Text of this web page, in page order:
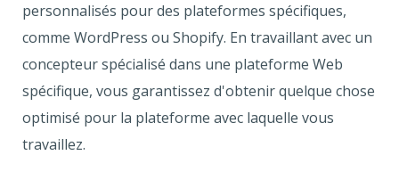
personnalisés pour des plateformes spécifiques,
comme WordPress ou Shopify. En travaillant avec un
concepteur spécialisé dans une plateforme Web
spécifique, vous garantissez d'obtenir quelque chose
optimisé pour la plateforme avec laquelle vous
travaillez.